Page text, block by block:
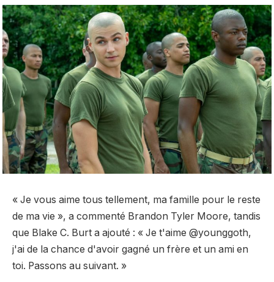
« Je vous aime tous tellement, ma famille pour le reste
de ma vie », a commenté Brandon Tyler Moore, tandis
que Blake C. Burt a ajouté : « Je t'aime @younggoth,
j'ai de la chance d'avoir gagné un frère et un ami en
toi. Passons au suivant. »